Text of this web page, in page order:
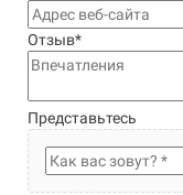
Отзыв*
Представьтесь